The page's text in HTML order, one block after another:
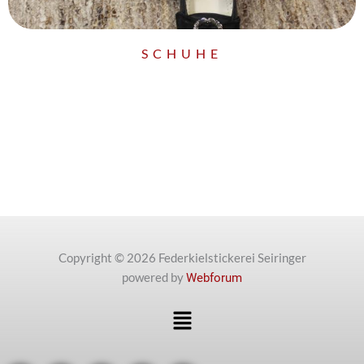
SCHUHE
Copyright © 2026 Federkielstickerei Seiringer
powered byWebforum
Menü